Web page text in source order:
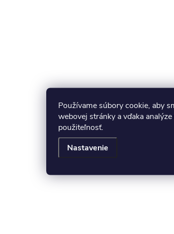
Používame súbory cookie, aby
webovej stránky a vďaka
použiteľnosť.
Nastavenie